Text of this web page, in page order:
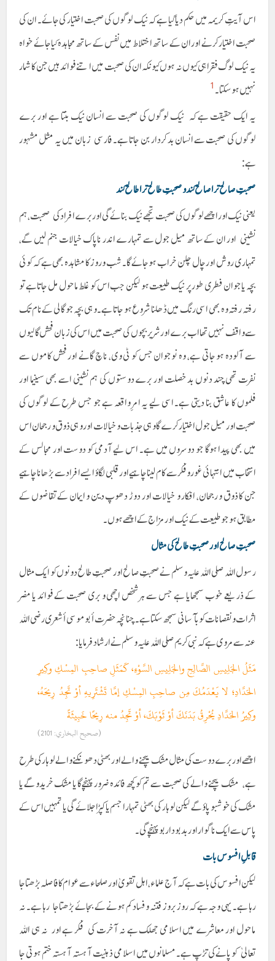
اس آیتِ کریمہ میں حکم دیا گیا ہے کہ نیک لوگوں کی صحبت اختیار کی جائے۔ ان کی
صحبت اختیار کرنے اور ان کے ساتھ اختلاط میں نفس کے ساتھ مجاہدہ کیا جائے خواہ
یہ نیک لوگ فقرا ہی کیوں نہ ہوں کیونکہ ان کی صحبت میں اتنے فوائد ہیں جن کا شمار
نہیں ہو سکتا۔ 1
یہ ایک حقیقت ہے کہ نیک لوگوں کی صحبت سے انسان نیک بنتا ہے اور برے
لوگوں کی صحبت سے انسان بد کردار بن جاتا ہے۔ فارسی زبان میں یہ مثل مشہور
ہے:
صحبتِ صالح ترا صالح کند و صحبتِ طالح ترا طالح کند
یعنی نیک اور اچھے لوگوں کی صحبت تجھے نیک بنائے گی اور برے افراد کی صحبت ، ہم
نشینی اور ان کے ساتھ میل جول سے تمہارے اندر ناپاک خیالات جنم لیں گے،
تمہاری روش اور چال چلن خراب ہو جائے گا۔ شب و روز کا مشاہدہ بھی ہے کہ کوئی
بچہ یا جوان فطری طور پر نیک طبیعت ہو لیکن جب اس کو غلط ماحول مل جاتا ہے تو
رفتہ رفتہ وہ بھی اسی رنگ میں ڈھلنا شروع ہو جاتا ہے۔ وہی بچہ جو گالی کے نام تک
سے واقف نہیں تھا اب برے اور شریر بچوں کی صحبت میں اس کی زبان فحش گالیوں
سے آلودہ ہو جاتی ہے، وہ نوجوان جس کو ٹی وی، ناچ گانے اور فحش کاموں سے
نفرت تھی چند دنوں بد خصلت اور برے دوستوں کی ہم نشینی اسے بھی سینیما اور
فلموں کا عاشق بنا دیتی ہے۔ اسی لیے یہ امرِ واقعہ ہے جو جس طرح کے لوگوں کی
صحبت اور میل جول اختیار کرے گا وہی جذبات و خیالات اور وہی ذوق و رجحان اس
میں بھی پیدا ہوگا جو دوسروں میں ہے۔ اس لیے آدمی کو دوست اور مجالس کے
انتخاب میں انتہائی غور و فکر سے کام لینا چاہیے اور قلبی لگاؤ ایسے افراد سے بڑھانا چاہیے
جن کا ذوق و رجحان، افکار و خیالات اور دوڑ دھوپ دین و ایمان کے تقاضوں کے
مطابق ہو جو طبیعت کے نیک اور مزاج کے اچھے ہوں ۔
صحبتِ صالح اور صحبتِ طالح کی مثال
رسول اللہ صلی اللہ علیہ وسلم نے صحبتِ صالح اور صحبتِ طالح دونوں کو ایک مثال
کے ذریعے خوب سمجھایا ہے جس سے ہر شخص اچھی و بری صحبت کے فوائد یا مضر
اثرات و نقصانات کو بآسانی سمجھ سکتا ہے۔ چنانچہ حضرت أبو موسی أشعری رضی اللہ
عنہ سے مروی ہے کہ نبی کریم صلی اللہ علیہ وسلم نے ارشاد فرمایا:
مَثَلُ الجَلِيسِ الصَّالِحِ والجَلِيسِ السَّوْءِ، كَمَثَلِ صاحِبِ المِسْكِ وكِيرِ
الحَدَّادِ؛ لا يَعْدَمُكَ مِن صاحِبِ المِسْكِ إمَّا تَشْتَرِيهِ أوْ تَجِدُ رِيحَهُ،
وكِيرُ الحَدَّادِ يُحْرِقُ بَدَنَكَ أوْ ثَوْبَكَ، أوْ تَجِدُ منه رِيحًا خَبِيثَةً
(صحيح البخاري: 2101)
اچھے اور برے دوست کی مثال مشک بیچنے والے اور بھٹی دھونکنے والے لوہار کی طرح
ہے، مشک بیچنے والے کی صحبت سے تم کو کچھ فائدہ ضرور پہنچے گا یا مشک خریدو گے یا
مشک کی خوشبو پاؤ گے لیکن لوہار کی بھٹی تمہارا جسم یا کپڑا جلائے گی یا تمہیں اس کے
پاس سے ایک ناگوار اور بد بودار بو پہنچے گی ۔
قابلِ افسوس بات
لیکن افسوس کی بات ہے کہ آج علماء ، اہل تقویٰ اور صلحاء سے عوام کا فاصلہ بڑھتا جا
رہا ہے۔ یہی وجہ ہے کہ روز بروز فتنہ و فساد کم ہونے کے بجائے بڑھتا جا رہا ہے۔ نہ
ماحول اور معاشرے میں اسلامی جھلک ہے نہ آخرت کی فکر ہے اور نہ ہی اللہ
تعالیٰ کو پانے کی تڑپ ہے۔ مسلمانوں میں اسلامی ذہنیت آہستہ آہستہ ختم ہوتی جا